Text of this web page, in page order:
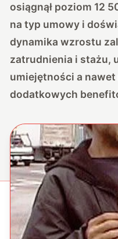
osiągnął poziom 12
na typ umowy i
dynamika wzrostu
zatrudnienia i stażu,
umiejętności a
dodatkowych